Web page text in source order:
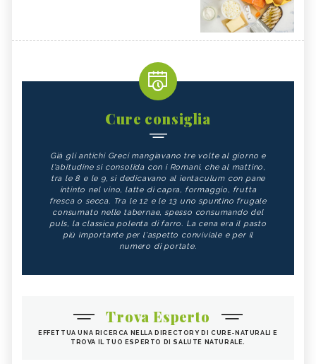
Cure consiglia
Già gli antichi Greci mangiavano tre volte al giorno e
l'abitudine si consolida con i Romani, che al mattino,
tra le 8 e le 9, si dedicavano al ientaculum con pane
intinto nel vino, latte di capra, formaggio, frutta
fresca o secca. Tra le 12 e le 13 uno spuntino frugale
consumato nelle tabernae, spesso consumando del
puls, la classica polenta di farro. La cena era il pasto
più importante per l'aspetto conviviale e per il
numero di portate.
Trova Esperto
EFFETTUA UNA RICERCA NELLA DIRECTORY DI CURE-NATURALI E
TROVA IL TUO ESPERTO DI SALUTE NATURALE.